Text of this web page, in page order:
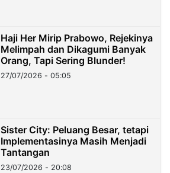
Haji Her Mirip Prabowo, Rejekinya
Melimpah dan Dikagumi Banyak
Orang, Tapi Sering Blunder!
27/07/2026 - 05:05
Sister City: Peluang Besar, tetapi
Implementasinya Masih Menjadi
Tantangan
23/07/2026 - 20:08